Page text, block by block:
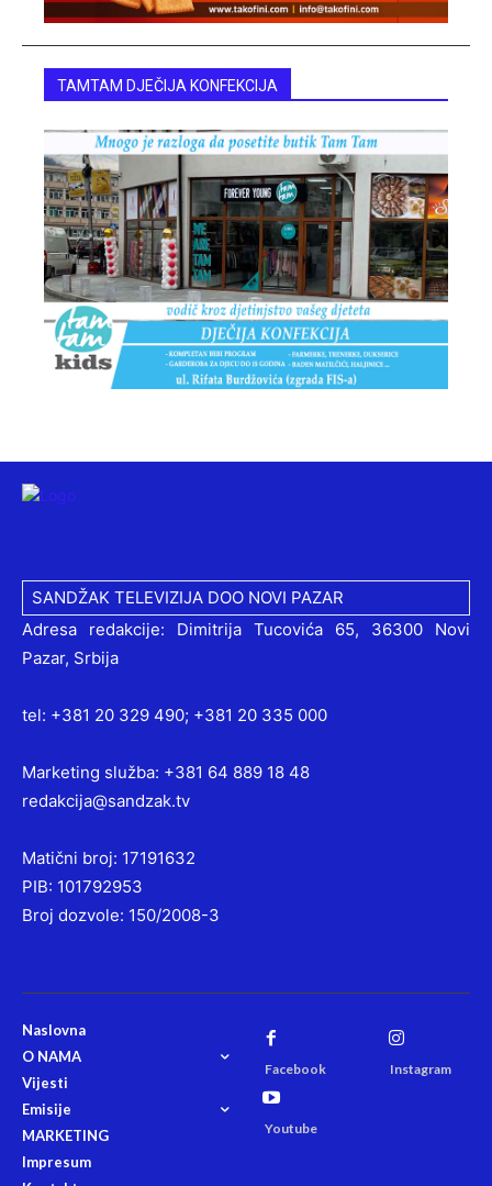
TAMTAM DJEČIJA KONFEKCIJA
SANDŽAK TELEVIZIJA DOO NOVI PAZAR
Adresa redakcije: Dimitrija Tucovića 65, 36300 Novi
Pazar, Srbija
tel: +381 20 329 490; +381 20 335 000
Marketing služba: +381 64 889 18 48
redakcija@sandzak.tv
Matični broj: 17191632
PIB: 101792953
Broj dozvole: 150/2008-3
Naslovna
O NAMA
Vijesti
Emisije
MARKETING
Impresum
Facebook Instagram
Youtube